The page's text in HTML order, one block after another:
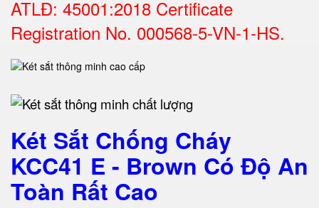
ATLĐ: 45001:2018 Certificate
Registration No. 000568-5-VN-1-HS.
Két Sắt Chống Cháy
KCC41 E - Brown Có Độ An
Toàn Rất Cao